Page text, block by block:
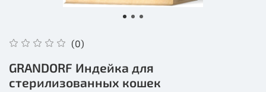
(0)
GRANDORF Индейка для
стерилизованных кошек